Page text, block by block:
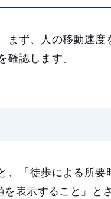
まず、人の移動速度
認します。
、「徒歩による所
表示すること」と